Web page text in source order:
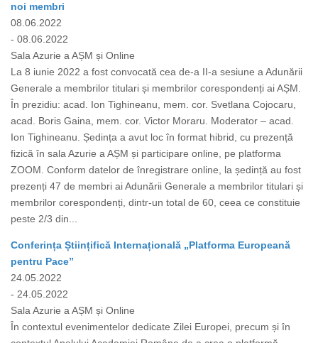
noi membri
08.06.2022
- 08.06.2022
Sala Azurie a AȘM și Online
La 8 iunie 2022 a fost convocată cea de-a II-a sesiune a Adunării
Generale a membrilor titulari și membrilor corespondenți ai AȘM.
În prezidiu: acad. Ion Tighineanu, mem. cor. Svetlana Cojocaru,
acad. Boris Gaina, mem. cor. Victor Moraru. Moderator – acad.
Ion Tighineanu. Ședința a avut loc în format hibrid, cu prezență
fizică în sala Azurie a AȘM și participare online, pe platforma
ZOOM. Conform datelor de înregistrare online, la ședință au fost
prezenți 47 de membri ai Adunării Generale a membrilor titulari și
membrilor corespondenți, dintr-un total de 60, ceea ce constituie
peste 2/3 din...
Conferința Științifică Internațională „Platforma Europeană
pentru Pace”
24.05.2022
- 24.05.2022
Sala Azurie a AȘM și Online
În contextul evenimentelor dedicate Zilei Europei, precum și în